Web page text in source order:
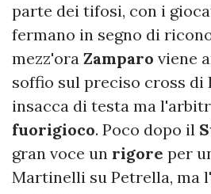
parte dei tifosi, con i
fermano in segno di
mezz'ora Zamparo viene
soffio sul preciso cross di
insacca di testa ma
fuorigioco. Poco dopo il
gran voce un rigore per
Martinelli su Petrella, ma